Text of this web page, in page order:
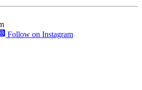
Follow on Instagram